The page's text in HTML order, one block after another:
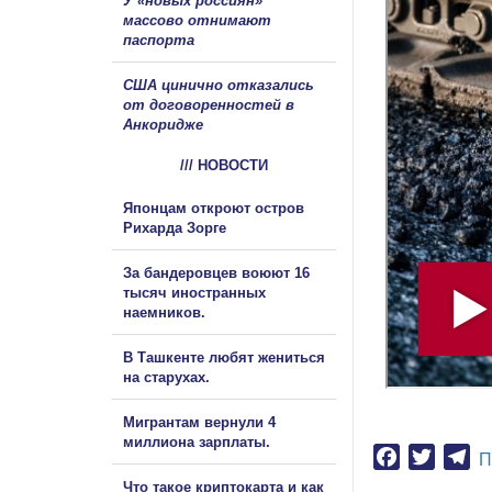
Facebook
Twitter
массово отнимают
паспорта
США цинично отказались
от договоренностей в
Анкоридже
/// НОВОСТИ
Японцам откроют остров
Рихарда Зорге
За бандеровцев воюют 16
тысяч иностранных
наемников.
В Ташкенте любят жениться
на старухах.
Мигрантам вернули 4
миллиона зарплаты.
Что такое криптокарта и как